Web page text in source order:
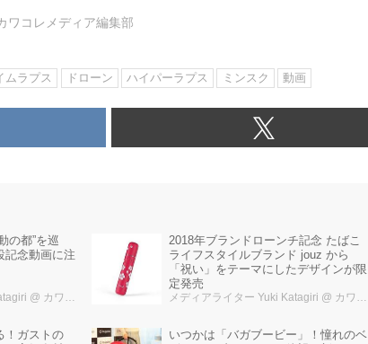
ワコレメディア編集部
ムラプス ドローン ハイパーラプス ミンスク 動画
の都”を巡
記念動画に注
@ カワコレメディア編集部
2018年ブランドローンチ記念 たばこ
ライフスタイルブランド jouz から
「祝い」をテーマにしたデザインが限
定発売
メディアライター Yuki Katagiri @ カワコレメディア編集部
！ガストの
いつかは「バガブービー」！憧れのベ